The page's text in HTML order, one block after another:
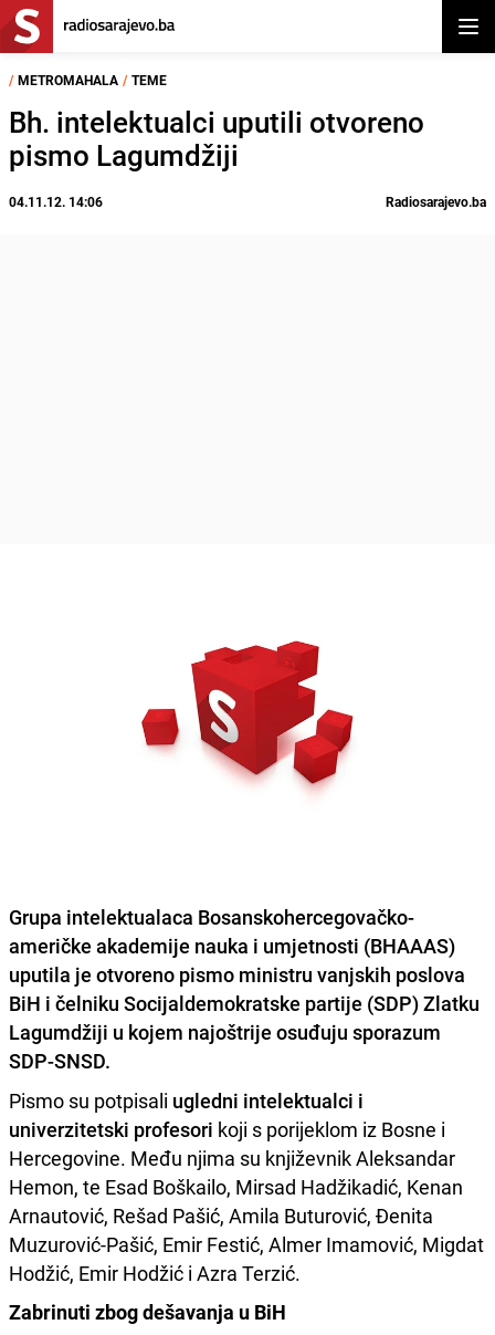
/ METROMAHALA / TEME
Bh. intelektualci uputili otvoreno
pismo Lagumdžiji
04.11.12. 14:06 Radiosarajevo.ba
Grupa intelektualaca Bosanskohercegovačko-
američke akademije nauka i umjetnosti (BHAAAS)
uputila je otvoreno pismo ministru vanjskih poslova
BiH i čelniku Socijaldemokratske partije (SDP)Zlatku
Lagumdžiji u kojem najoštrije osuđuju sporazum
SDP-SNSD.
Pismo su potpisali ugledni intelektualci i
univerzitetski profesori koji s porijeklom iz Bosne i
Hercegovine. Među njima su književnik Aleksandar
Hemon, te Esad Boškailo, Mirsad Hadžikadić, Kenan
Arnautović, Rešad Pašić, Amila Buturović, Đenita
Muzurović-Pašić, Emir Festić, Almer Imamović, Migdat
Hodžić, Emir Hodžić i Azra Terzić.
Zabrinuti zbog dešavanja u BiH